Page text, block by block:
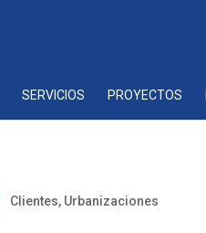
SERVICIOS PROYECTOS
Clientes, Urbanizaciones